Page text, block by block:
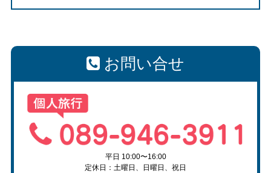
お問い合せ
平日 10:00〜16:00
定休日：土曜日、日曜日、祝日